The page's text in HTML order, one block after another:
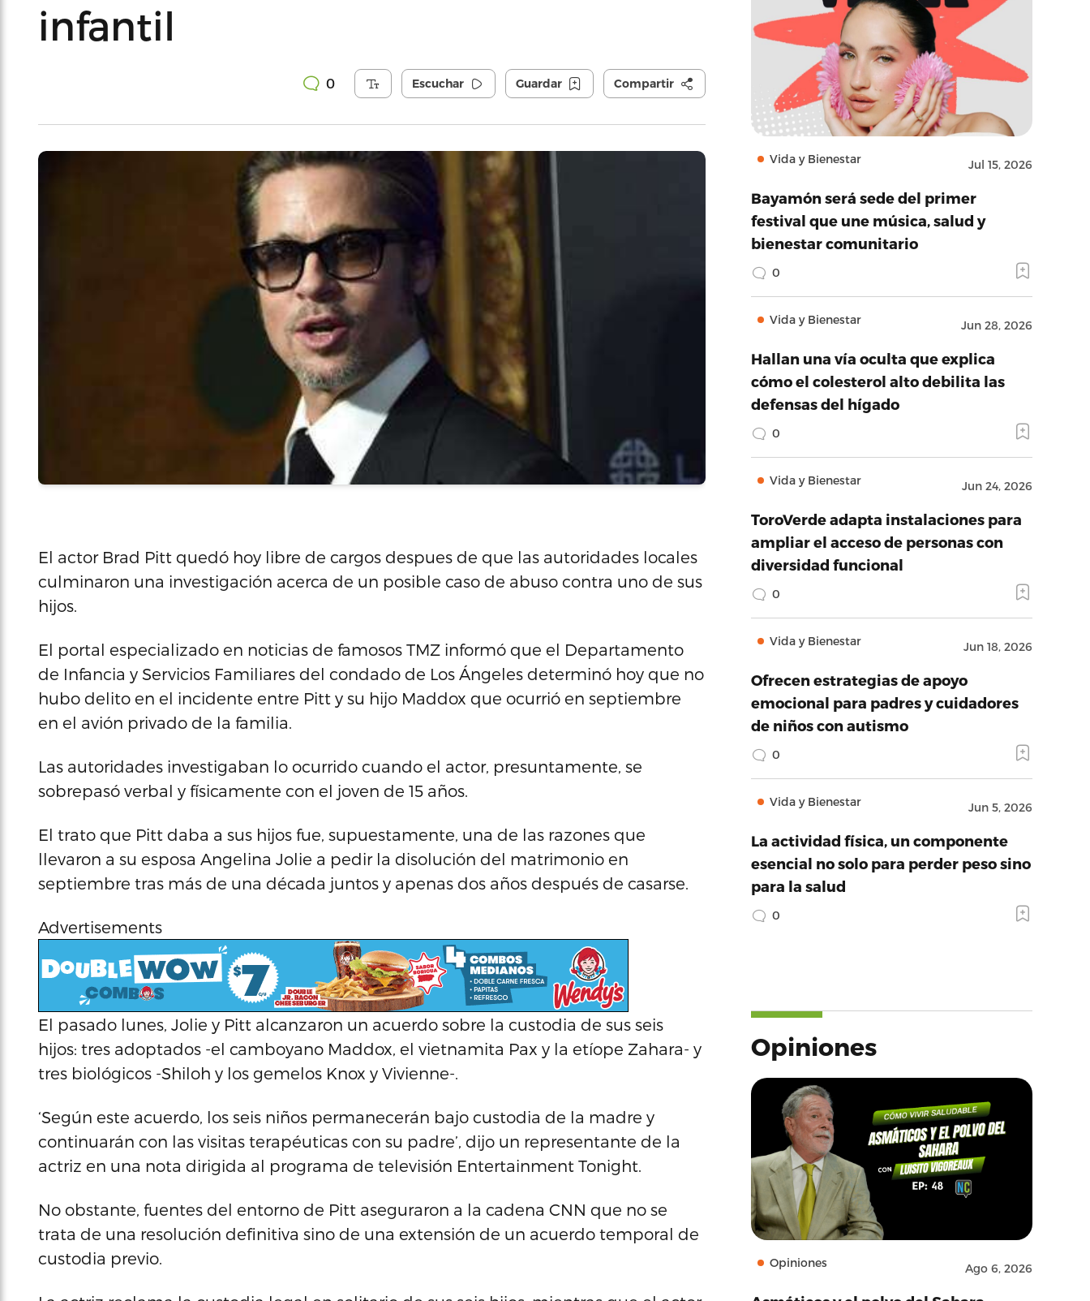
infantil
0 Escuchar Guardar Compartir
El actor Brad Pitt quedó hoy libre de cargos despues de que las autoridades locales
culminaron una investigación acerca de un posible caso de abuso contra uno de sus
hijos.
El portal especializado en noticias de famosos TMZ informó que el Departamento
de Infancia y Servicios Familiares del condado de Los Ángeles determinó hoy que no
hubo delito en el incidente entre Pitt y su hijo Maddox que ocurrió en septiembre
en el avión privado de la familia.
Las autoridades investigaban lo ocurrido cuando el actor, presuntamente, se
sobrepasó verbal y físicamente con el joven de 15 años.
El trato que Pitt daba a sus hijos fue, supuestamente, una de las razones que
llevaron a su esposa Angelina Jolie a pedir la disolución del matrimonio en
septiembre tras más de una década juntos y apenas dos años después de casarse.
Advertisements
El pasado lunes, Jolie y Pitt alcanzaron un acuerdo sobre la custodia de sus seis
hijos: tres adoptados -el camboyano Maddox, el vietnamita Pax y la etíope Zahara- y
tres biológicos -Shiloh y los gemelos Knox y Vivienne-.
‘Según este acuerdo, los seis niños permanecerán bajo custodia de la madre y
continuarán con las visitas terapéuticas con su padre’, dijo un representante de la
actriz en una nota dirigida al programa de televisión Entertainment Tonight.
No obstante, fuentes del entorno de Pitt aseguraron a la cadena CNN que no se
trata de una resolución definitiva sino de una extensión de un acuerdo temporal de
custodia previo.
Vida y Bienestar Jul 15, 2026
Bayamón será sede del primer
festival que une música, salud y
bienestar comunitario
0
Vida y Bienestar Jun 28, 2026
Hallan una vía oculta que explica
cómo el colesterol alto debilita las
defensas del hígado
0
Vida y Bienestar Jun 24, 2026
ToroVerde adapta instalaciones para
ampliar el acceso de personas con
diversidad funcional
0
Vida y Bienestar Jun 18, 2026
Ofrecen estrategias de apoyo
emocional para padres y cuidadores
de niños con autismo
0
Vida y Bienestar Jun 5, 2026
La actividad física, un componente
esencial no solo para perder peso sino
para la salud
0
Opiniones
Opiniones Ago 6, 2026